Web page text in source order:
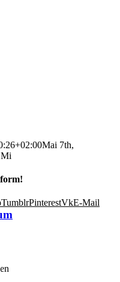
Mai 7th,
TumblrPinterestVkE-Mail